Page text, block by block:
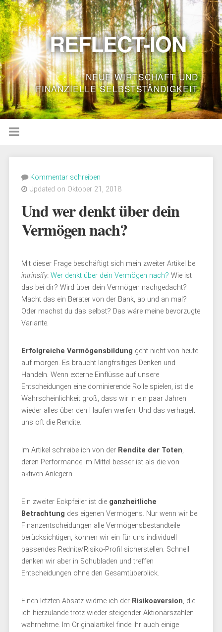
REFLECT-ION
NEUE WIRTSCHAFT UND
FINANZIELLE SELBSTSTÄNDIGKEIT
Kommentar schreiben
Updated on Oktober 21, 2018
Und wer denkt über dein
Vermögen nach?
Mit dieser Frage beschäftigt sich mein zweiter Artikel bei
intrinsify:Wer denkt über dein Vermögen nach? Wie ist
das bei dir? Wird über dein Vermögen nachgedacht?
Macht das ein Berater von der Bank, ab und an mal?
Oder machst du das selbst? Das wäre meine bevorzugte
Variante.
Erfolgreiche Vermögensbildung geht nicht von heute
auf morgen. Es braucht langfrsitiges Denken und
Handeln. Wenn externe Einflüsse auf unsere
Entscheidungen eine dominierende Rolle spielen, ist die
Wahrscheinlichkeit groß, dass wir in ein paar Jahren
wieder alles über den Haufen werfen. Und das verhagelt
uns oft die Rendite.
Im Artikel schreibe ich von der Rendite der Toten,
deren Performance im Mittel besser ist als die von
aktiven Anlegern.
Ein zweiter Eckpfeiler ist die ganzheitliche
Betrachtung des eigenen Vermögens. Nur wenn wir bei
Finanzentscheidungen alle Vermögensbestandteile
berücksichtigen, können wir ein für uns individuell
passendes Rednite/Risiko-Profil sicherstellen. Schnell
denken wir aber in Schubladen und treffen
Entscheidungen ohne den Gesamtüberblick.
Einen letzten Absatz widme ich der Risikoaversion, die
ich hierzulande trotz wieder steigender Aktionärszahlen
wahrnehme. Im Originalartikel finde ihr auch einige